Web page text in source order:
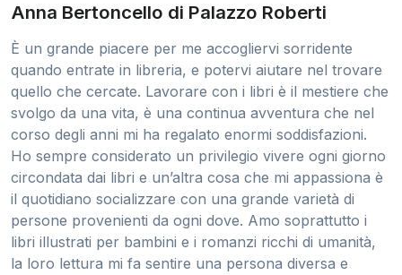
Anna Bertoncello di Palazzo Roberti
È un grande piacere per me accogliervi sorridente
quando entrate in libreria, e potervi aiutare nel trovare
quello che cercate. Lavorare con i libri è il mestiere che
svolgo da una vita, è una continua avventura che nel
corso degli anni mi ha regalato enormi soddisfazioni.
Ho sempre considerato un privilegio vivere ogni giorno
circondata dai libri e un’altra cosa che mi appassiona è
il quotidiano socializzare con una grande varietà di
persone provenienti da ogni dove. Amo soprattutto i
libri illustrati per bambini e i romanzi ricchi di umanità,
la loro lettura mi fa sentire una persona diversa e